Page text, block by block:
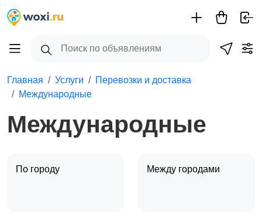
Главная Услуги
Перевозки и доставка
Международные
Международные
По городу Между городами